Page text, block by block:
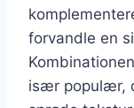
forvandle en
især populær,